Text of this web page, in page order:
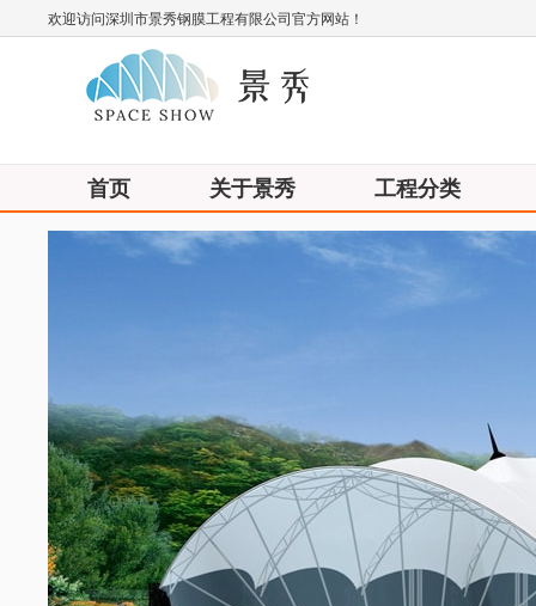
欢迎访问深圳市景秀钢膜工程有限公司官方网站！
首页 关于景秀 工程分类